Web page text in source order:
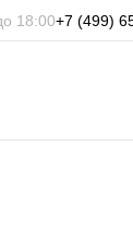
18:00+7 (499)